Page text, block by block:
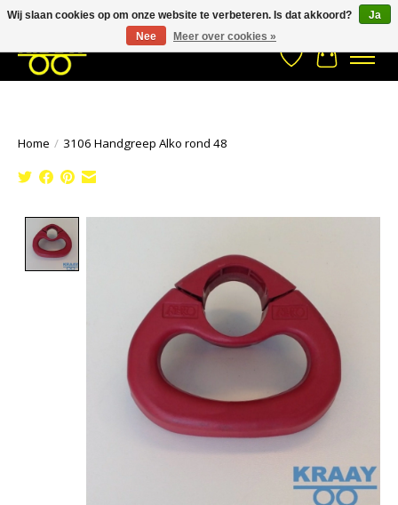
033- 2470 538 info@kraaybv.com Stuur een Whatsapp bericht
Verlanglijst
Home / 3106 Handgreep Alko rond 48
Wij slaan cookies op om onze website te verbeteren. Is dat akkoord?
Ja
Nee
Meer over cookies »